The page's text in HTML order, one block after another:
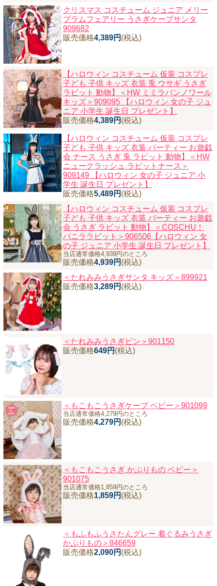
クリスマス コスチューム ジュニア メリー
プラムフェアリー うさぎケープサンタ
909682
販売価格4,389円 (税込)
【ハロウィン コスチューム 仮装 コスプレ
子ども 子供 キッズ 衣装 兎 ウサギ うさぎ
ラビット 動物】
＜HW ミミラパンノワール
キッズ＞909095 【ハロウィン 女の子 ジュ
ニア 小学生 誕生日 プレゼント】
販売価格4,389円 (税込)
【ハロウィン コスチューム 仮装 コスプレ
子ども 子供 キッズ 衣装 パーティー お遊戯
会 ナース うさぎ 兎 ラビット 動物】
＜HW
ニュークラッシュ ラビットナース＞
909149 【ハロウィン 女の子 ジュニア 小
学生 誕生日 プレゼント】
販売価格5,489円 (税込)
【ハロウィン コスチューム 仮装 コスプレ
子ども 子供 キッズ 衣装 パーティー お遊戯
会 うさぎ ラビット 動物】
＜COSCHU！
バニララビット＞906506【ハロウィン 女
の子 ジュニア 小学生 誕生日 プレゼント】
当店通常価格4,939円のところ
販売価格4,939円 (税込)
＜たれみみうさぎサンタ キッズ＞899921
販売価格3,289円 (税込)
＜たれみみうさぎピン＞901150
販売価格649円 (税込)
＜もこもこうさぎケープ ベビー＞901099
当店通常価格4,279円のところ
販売価格4,279円 (税込)
＜もこもこうさぎ かぶりもの ベビー＞
901075
当店通常価格1,859円のところ
販売価格1,859円 (税込)
＜もふもふうさたんグレー 着ぐるみうさぎ
かぶりもの＞846659
販売価格2,090円 (税込)